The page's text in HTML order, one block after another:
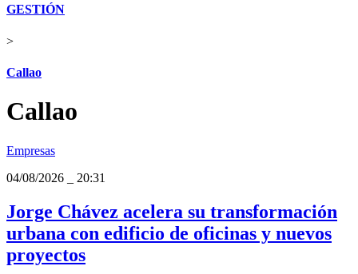
GESTIÓN
>
Callao
Callao
Empresas
04/08/2026
20:31
Jorge Chávez acelera su transformación
urbana con edificio de oficinas y nuevos
proyectos